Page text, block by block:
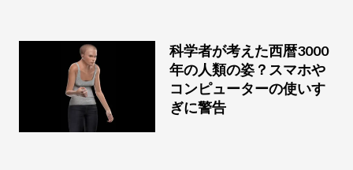
科学者が考えた西暦3000
年の人類の姿？スマホや
コンピューターの使いす
ぎに警告